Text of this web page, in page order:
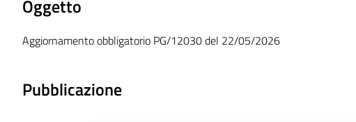
Oggetto
Aggiornamento obbligatorio PG/12030 del 22/05/2026
Pubblicazione